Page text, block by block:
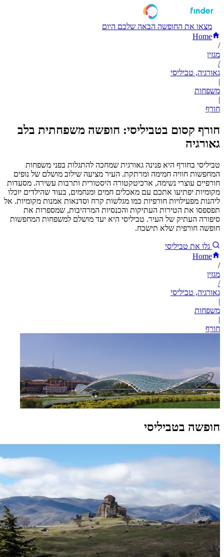
מצאו את החופשה הבאה שלכם היום
Home
/
מגזין
/
גאורגיה, טביליסי
|
משפחות
|
חורף
חורף קסום בטביליסי: חופשה משפחתית בלב
גאורגיה
טביליסי בחורף היא פנינה גאורגית שמחכה להתגלות בפני משפחות
המחפשות חוויה חמימה ומרתקת. העיר מציעה שילוב מושלם של נופים
חורפיים עוצרי נשימה, ארכיטקטורה היסטורית ותרבות עשירה. מסעדות
מקומיות יפתיעו אתכם עם מאכלים חמים ומנחמים, בעוד שהילדים יוכלו
ליהנות מפעילויות חורפיות כמו מגלשות קרח וסדנאות אמנות מקומיות. אל
תפספסו את הטירות העתיקות והכנסיות המרהיבות, שמספרות את
סיפורה העתיק של העיר. טביליסי היא יעד מושלם למשפחות המחפשות
חופשה חורפית שלא תישכח.
גלו את טביליסי
Home
/
מגזין
/
גאורגיה, טביליסי
|
משפחות
|
חורף
חופשה בטביליסי